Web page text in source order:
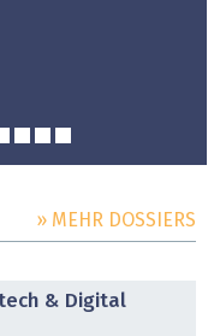
» MEHR DOSSIERS
& Digital